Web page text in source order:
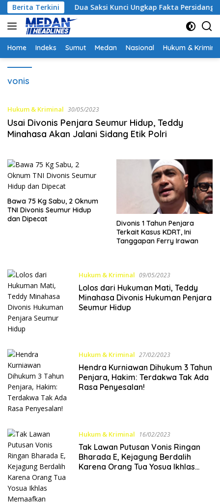
Langsung
ke
konten
Berita Terkini
Dua Saksi Kunci Ungkap Fakta Persidangan Yang
Home Indeks Sumut Medan Nasional Hukum &
vonis
Hukum & Kriminal 30/05/2023
Usai Divonis Penjara Seumur Hidup, Teddy
Minahasa Akan Jalani Sidang Etik Polri
Bawa 75 Kg Sabu, 2 Oknum
TNI Divonis Seumur Hidup
dan Dipecat
Divonis 1 Tahun Penjara
Terkait Kasus KDRT, Ini
Tanggapan Ferry Irawan
Hukum & Kriminal 09/05/2023
Lolos dari Hukuman Mati, Teddy
Minahasa Divonis Hukuman Penjara
Seumur Hidup
Hukum & Kriminal 27/02/2023
Hendra Kurniawan Dihukum 3 Tahun
Penjara, Hakim: Terdakwa Tak Ada
Rasa Penyesalan!
Hukum & Kriminal 16/02/2023
Tak Lawan Putusan Vonis Ringan
Bharada E, Kejagung Berdalih
Karena Orang Tua Yosua Ikhlas